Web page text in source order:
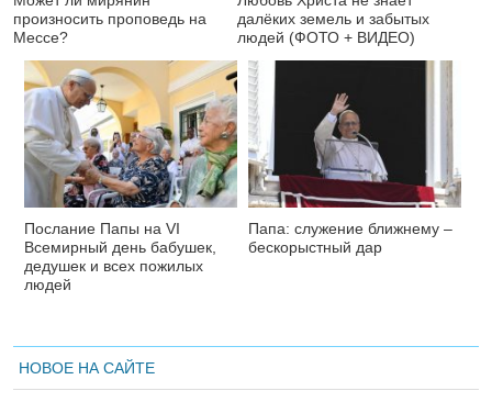
произносить проповедь на
Мессе?
далёких земель и забытых
людей (ФОТО + ВИДЕО)
Послание Папы на VI
Всемирный день бабушек,
дедушек и всех пожилых
людей
Папа: служение ближнему –
бескорыстный дар
НОВОЕ НА САЙТЕ